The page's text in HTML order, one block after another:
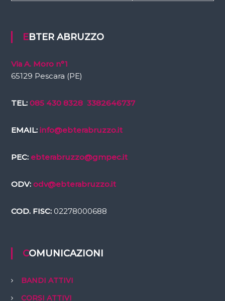
EBTER ABRUZZO
Via A. Moro n°1
65129 Pescara (PE)
TEL: 085 430 8328 3382646737
EMAIL: info@ebterabruzzo.it
PEC: ebterabruzzo@gmpec.it
ODV: odv@ebterabruzzo.it
COD. FISC:02278000688
COMUNICAZIONI
BANDI ATTIVI
CORSI ATTIVI